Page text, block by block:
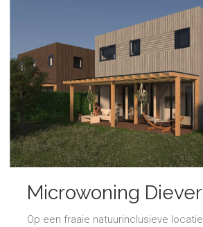
Microwoning Diever
Op een fraaie natuurinclusieve